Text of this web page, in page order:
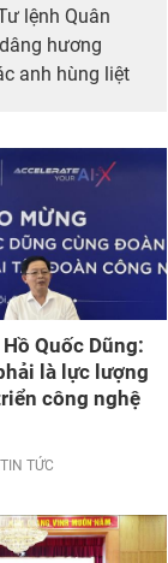
lệnh Quân
hương
anh hùng liệt
Hòa
Quốc Dũng:
là lực lượng
công nghệ
TIN TỨC